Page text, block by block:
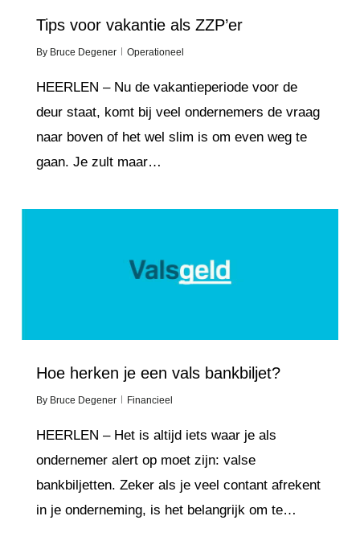
Tips voor vakantie als ZZP’er
By Bruce Degener Operationeel
HEERLEN – Nu de vakantieperiode voor de
deur staat, komt bij veel ondernemers de vraag
naar boven of het wel slim is om even weg te
gaan. Je zult maar…
Hoe herken je een vals bankbiljet?
By Bruce Degener Financieel
HEERLEN – Het is altijd iets waar je als
ondernemer alert op moet zijn: valse
bankbiljetten. Zeker als je veel contant afrekent
in je onderneming, is het belangrijk om te…